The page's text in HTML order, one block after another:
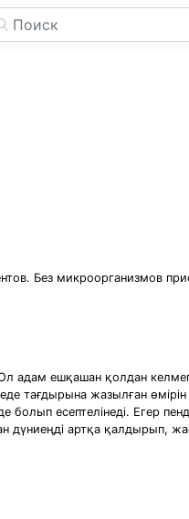
Без микроорганизмов
ешқашан қолдан
тағдырына жазылған
есептелінеді. Егер
дүниеңді артқа қалдырып,